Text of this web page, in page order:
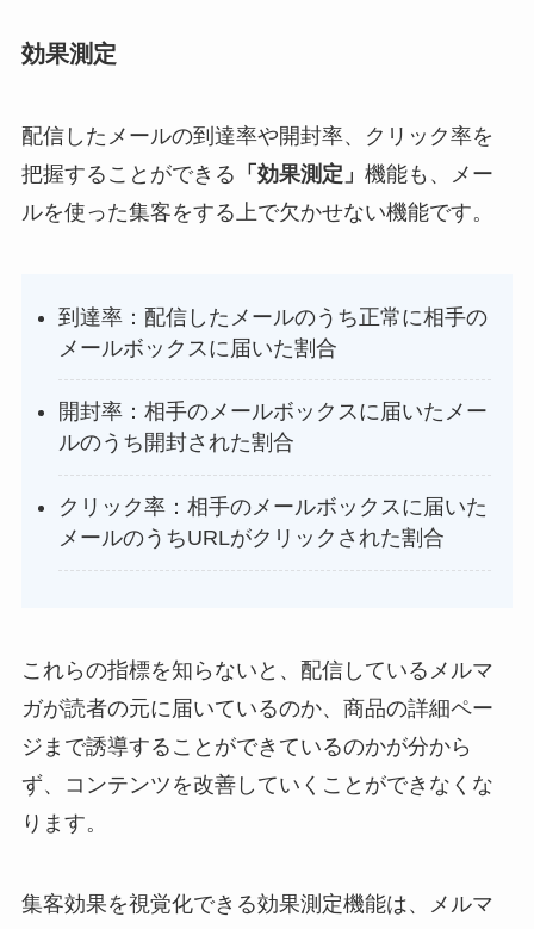
効果測定
配信したメールの到達率や開封率、クリック率を
把握することができる 「効果測定」 機能も、メー
ルを使った集客をする上で欠かせない機能です。
到達率：配信したメールのうち正常に相手の
メールボックスに届いた割合
開封率：相手のメールボックスに届いたメー
ルのうち開封された割合
クリック率：相手のメールボックスに届いた
メールのうちURLがクリックされた割合
これらの指標を知らないと、配信しているメルマ
ガが読者の元に届いているのか、商品の詳細ペー
ジまで誘導することができているのかが分から
ず、コンテンツを改善していくことができなくな
ります。
集客効果を視覚化できる効果測定機能は、メルマ